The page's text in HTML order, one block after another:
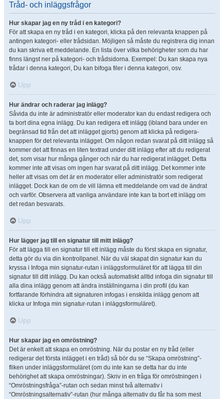
Tråd- och inläggsfrågor
Hur skapar jag en ny tråd i en kategori?
För att skapa en ny tråd i en kategori, klicka på den relevanta knappen på
antingen kategori- eller trådsidan. Möjligen så måste du registrera dig innan
du kan skriva ett meddelande. En lista över vilka behörigheter som du har
finns längst ner på kategori- och trådsidorna. Exempel: Du kan skapa nya
trådar i denna kategori, Du kan bifoga filer i denna kategori, osv.
Upp
Hur ändrar och raderar jag inlägg?
Såvida du inte är administratör eller moderator kan du endast redigera och
ta bort dina egna inlägg. Du kan redigera ett inlägg (ibland bara under en
begränsad tid från det att inlägget gjorts) genom att klicka på redigera-
knappen för det relevanta inlägget. Om någon redan svarat på ditt inlägg så
kommer det att finnas en liten textrad under ditt inlägg efter att du redigerat
det, som visar hur många gånger och när du har redigerat inlägget. Detta
kommer inte att visas om ingen har svarat på ditt inlägg. Det kommer inte
heller att visas om det är en moderator eller administratör som redigerat
inlägget. Dock kan de om de vill lämna ett meddelande om vad de ändrat
och varför. Observera att vanliga användare inte kan ta bort ett inlägg om
det redan besvarats.
Upp
Hur lägger jag till en signatur till mitt inlägg?
För att lägga till en signatur till ett inlägg måste du först skapa en signatur,
detta gör du via din kontrollpanel. När du väl skapat din signatur kan du
kryssa i Infoga min signatur-rutan i inläggsformuläret för att lägga till din
signatur till ditt inlägg. Du kan också automatiskt alltid infoga din signatur till
alla dina inlägg genom att ändra inställningarna i din profil (du kan
fortfarande förhindra att signaturen infogas i enskilda inlägg genom att
klicka ur Infoga min signatur-rutan i inläggsformuläret).
Upp
Hur skapar jag en omröstning?
Det är enkelt att skapa en omröstning. När du postar en ny tråd (eller
redigerar det första inlägget i en tråd) så bör du se “Skapa omröstning”-
fliken under inläggsformuläret (om du inte kan se detta har du inte
behörighet att skapa omröstningar). Skriv in en fråga för omröstningen i
“Omröstningsfråga”-rutan och sedan minst två alternativ i
“Omröstningsalternativ”-rutan (hur många alternativ du får ha som mest